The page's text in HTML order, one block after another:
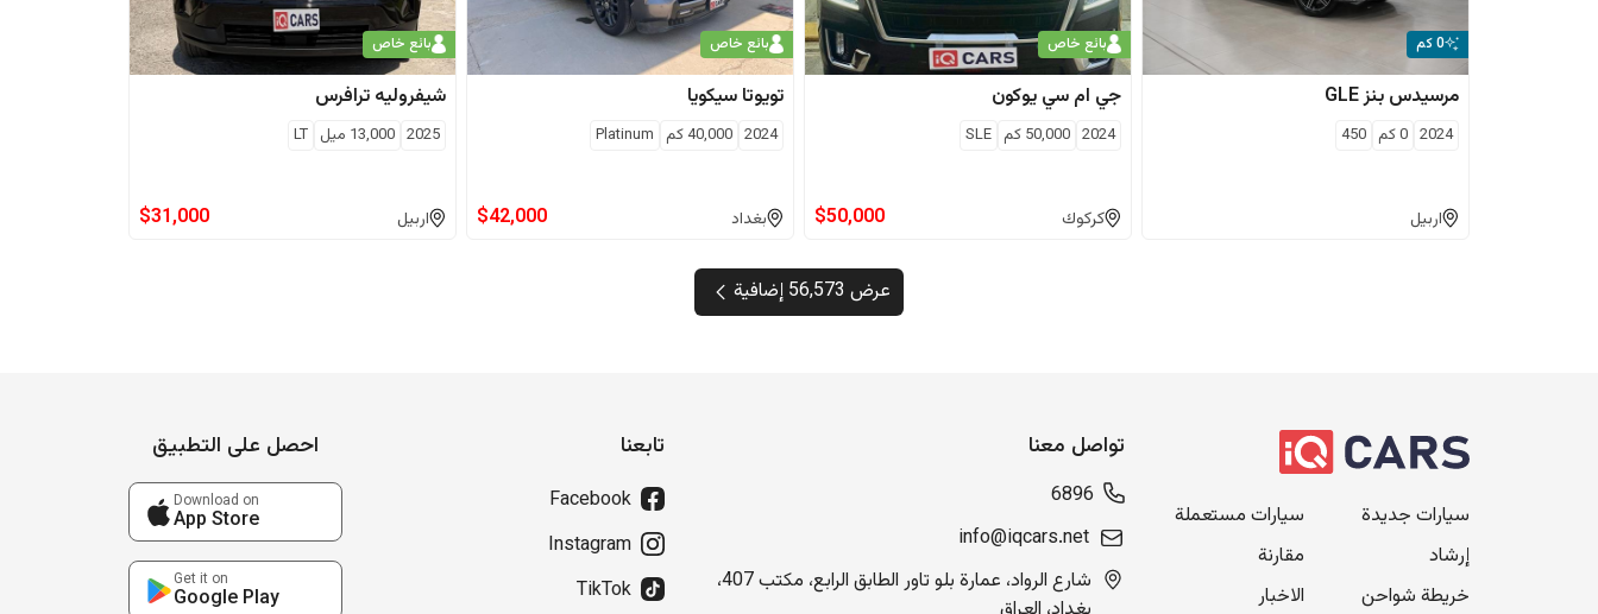
0 كم
مرسيدس بنزGLE
2024
0كم 450
اربيل
بائع خاص
جي ام سي يوكون
2024
50,000 كم SLE
كركوك $50,000
بائع خاص
تويوتا سيكويا
2024
40,000كم Platinum
بغداد $42,000
بائع خاص
شيفروليه ترافرس
2025
13,000 ميل LT
اربيل $31,000
عرض 56,573 إضافية
سيارات جديدة
سيارات مستعملة
إرشاد
مقارنة
خريطة شواحن
الاخبار
تواصل معنا
6896
info@iqcars.net
شارع الرواد، عمارة بلو تاور الطابق الرابع، مكتب 407،
تابعنا
Facebook
Instagram
TikTok
احصل على التطبيق
Download on
App Store
Get it on
Google Play